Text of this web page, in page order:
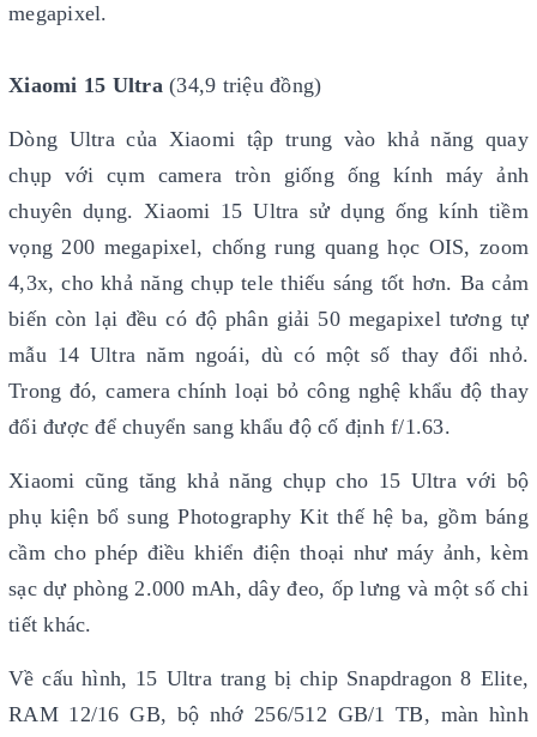
megapixel.
Xiaomi 15 Ultra(34,9 triệu đồng)
Dòng Ultra của Xiaomi tập trung vào khả năng quay
chụp với cụm camera tròn giống ống kính máy ảnh
chuyên dụng. Xiaomi 15 Ultra sử dụng ống kính tiềm
vọng 200 megapixel, chống rung quang học OIS, zoom
4,3x, cho khả năng chụp tele thiếu sáng tốt hơn. Ba cảm
biến còn lại đều có độ phân giải 50 megapixel tương tự
mẫu 14 Ultra năm ngoái, dù có một số thay đổi nhỏ.
Trong đó, camera chính loại bỏ công nghệ khẩu độ thay
đổi được để chuyển sang khẩu độ cố định f/1.63.
Xiaomi cũng tăng khả năng chụp cho 15 Ultra với bộ
phụ kiện bổ sung Photography Kit thế hệ ba, gồm báng
cầm cho phép điều khiển điện thoại như máy ảnh, kèm
sạc dự phòng 2.000 mAh, dây đeo, ốp lưng và một số chi
tiết khác.
Về cấu hình, 15 Ultra trang bị chip Snapdragon 8 Elite,
RAM 12/16 GB, bộ nhớ 256/512 GB/1 TB, màn hình